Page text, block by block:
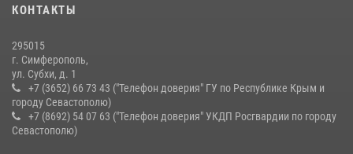
КОНТАКТЫ
295015
г. Симферополь,
ул. Субхи, д. 1
+7 (3652) 66 73 43 ("Телефон доверия" ГУ по Республике Крым и
городу Севастополю)
+7 (8692) 54 07 63 ("Телефон доверия" УКДП Росгвардии по городу
Севастополю)